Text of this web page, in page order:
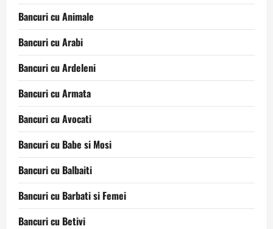
Bancuri cu Animale
Bancuri cu Arabi
Bancuri cu Ardeleni
Bancuri cu Armata
Bancuri cu Avocati
Bancuri cu Babe si Mosi
Bancuri cu Balbaiti
Bancuri cu Barbati si Femei
Bancuri cu Betivi